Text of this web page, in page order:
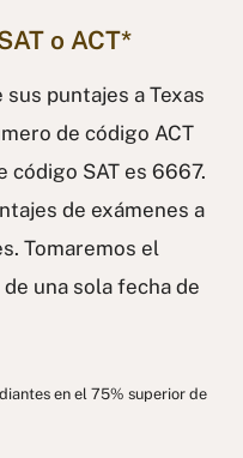
o ACT*
sus puntajes a Texas
de código ACT
código SAT es 6667.
de exámenes a
Tomaremos el
una sola fecha de
en el 75% superior de